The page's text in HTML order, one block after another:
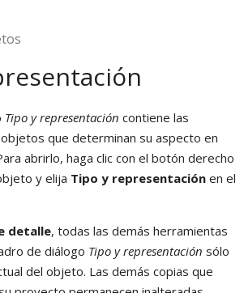
Tipo y representación contiene las
que determinan su aspecto en
abrirlo, haga clic con el botón derecho
y elija Tipo y representación en el
detalle, todas las demás herramientas
de diálogo Tipo y representación sólo
del objeto. Las demás copias que